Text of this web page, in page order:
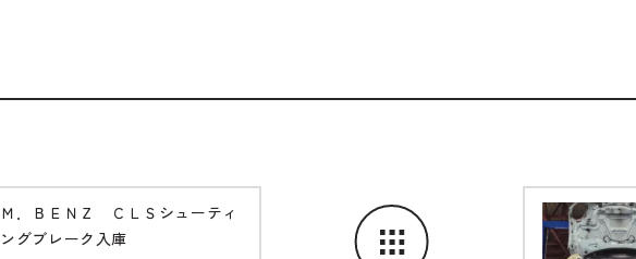
Ｍ．ＢＥＮＺ ＣＬＳシューティ
ングブレーク入庫